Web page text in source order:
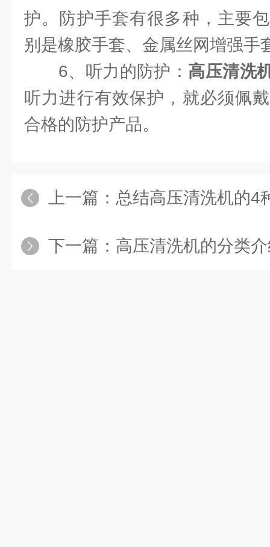
护。防护手套有很多种，主要
别是橡胶手套、金属丝网增强手
6、听力的防护： 高压清洗
听力进行有效保护，就必须佩
合格的防护产品。
上一篇： 总结高压清洗机的4
下一篇： 高压清洗机的分类